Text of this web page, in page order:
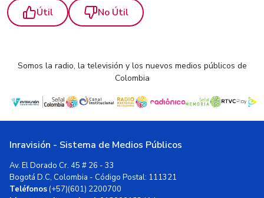
Útil No Útil
Somos la radio, la televisión y los nuevos medios públicos de
Colombia
Inravisión - Sistema de Medios Públicos
Av. El Dorado Cr. 45 # 26 - 33
Bogotá D.C, Colombia - Código Postal: 111321
Teléfonos(+57)(601) 2200700